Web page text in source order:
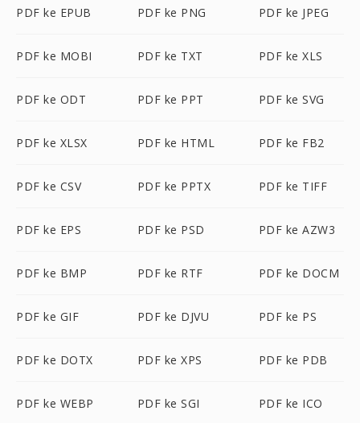
PDF ke EPUB PDF ke PNG PDF ke JPEG
PDF ke MOBI PDF ke TXT PDF ke XLS
PDF ke ODT PDF ke PPT PDF ke SVG
PDF ke XLSX PDF ke HTML PDF ke FB2
PDF ke CSV PDF ke PPTX PDF ke TIFF
PDF ke EPS PDF ke PSD PDF ke AZW3
PDF ke BMP PDF ke RTF PDF ke DOCM
PDF ke GIF PDF ke DJVU PDF ke PS
PDF ke DOTX PDF ke XPS PDF ke PDB
PDF ke WEBP PDF ke SGI PDF ke ICO